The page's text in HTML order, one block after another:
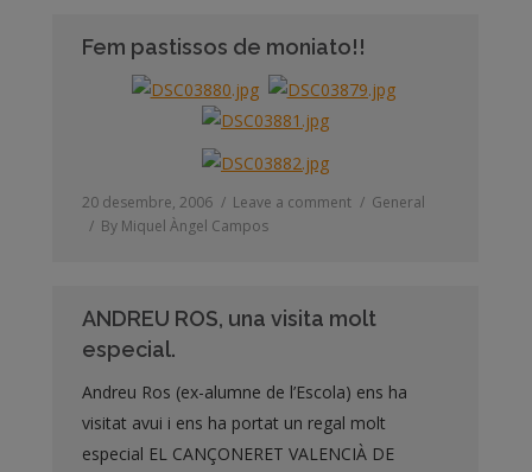
Fem pastissos de moniato!!
20 desembre, 2006 Leave a comment
General
By Miquel Àngel Campos
ANDREU ROS, una visita molt
especial.
Andreu Ros (ex-alumne de l’Escola) ens ha
visitat avui i ens ha portat un regal molt
especial EL CANÇONERET VALENCIÀ DE